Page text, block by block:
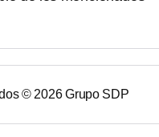
© 2026Grupo SDP